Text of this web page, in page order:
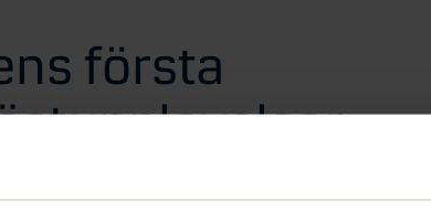
första